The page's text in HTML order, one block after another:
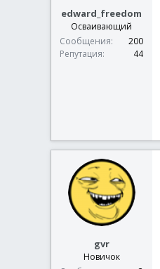
edward_freedom
Осваивающий
Сообщения
200
Репутация
44
gvr
Новичок